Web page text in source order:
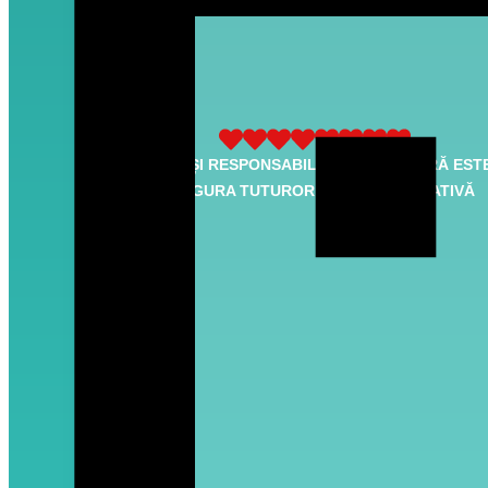
MISIUNEA ȘI RESPONSABILITATEA NOASTRĂ
A ASIGURA TUTUROR O VIAȚĂ CALITATIVĂ